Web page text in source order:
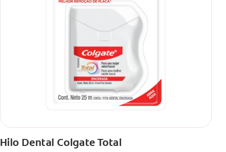
Hilo Dental Colgate Total